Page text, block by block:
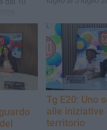
Tg E20: Uno
alle iniziative
territorio